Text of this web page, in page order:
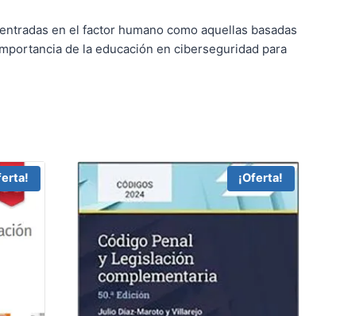
en el factor humano como aquellas basadas
de la educación en ciberseguridad para
¡Oferta!